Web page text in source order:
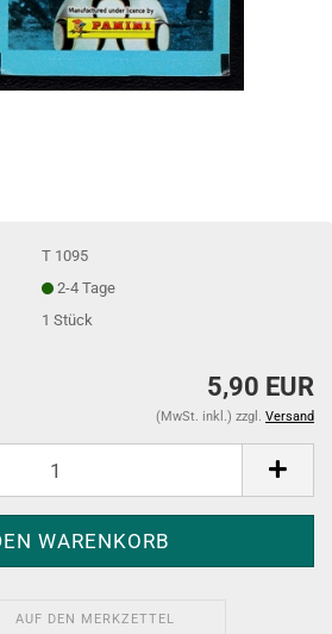
T 1095
2-4 Tage
1Stück
5,90 EUR
(MwSt. inkl.) zzgl. Versand
AUF DEN MERKZETTEL